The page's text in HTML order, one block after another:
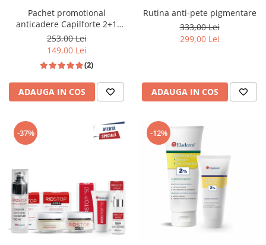
Pachet promotional
anticadere Capilforte 2+1
GRATIS
253,00 Lei
149,00 Lei
(2)
ADAUGA IN COS
Rutina anti-pete pigmentare
333,00 Lei
299,00 Lei
ADAUGA IN COS
-37% -12%